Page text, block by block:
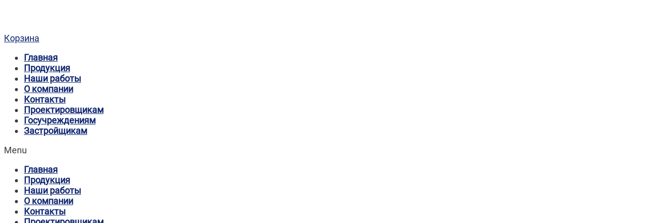
Корзина
Главная
Продукция
Наши работы
О компании
Контакты
Проектировщикам
Госучреждениям
Застройщикам
Menu
Главная
Продукция
Наши работы
О компании
Контакты